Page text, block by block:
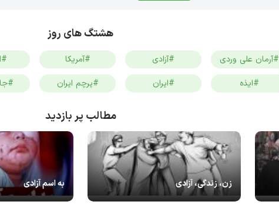
هشتگ های روز
#آرمان علی وردی #آزادی #آمریکا
#ایذه
#ایران #پرچم ایران
مطالب پر بازدید
زن، زندگی، آزادی به اسم آزادی